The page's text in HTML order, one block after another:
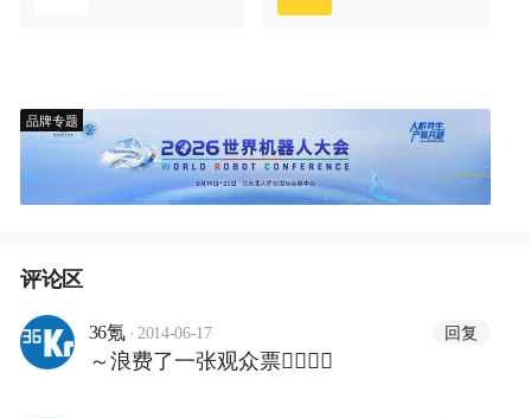
品牌专题
评论区
36氪 · 2014-06-17 回复
～浪费了一张观众票